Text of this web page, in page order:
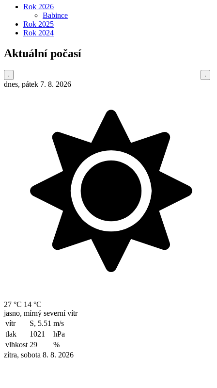
Rok 2026
Babince
Rok 2025
Rok 2024
Aktuální počasí
dnes, pátek 7. 8. 2026
27 °C 14 °C
jasno, mírný severní vítr
vítr
S, 5.51 m/s
tlak
1021
hPa
vlhkost 29
%
zítra, sobota 8. 8. 2026